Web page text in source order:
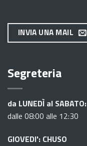
INVIA UNA MAIL
Segreteria
da LUNEDÌ al SABATO:
dalle 08:00 alle 12:30
GIOVEDI': CHUSO